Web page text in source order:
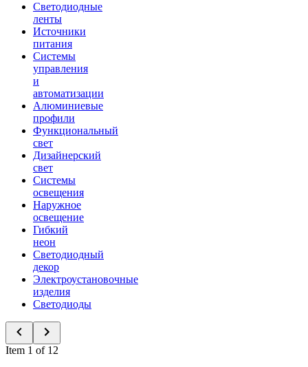
Светодиодные
ленты
Источники
питания
Системы
управления
и
автоматизации
Алюминиевые
профили
Функциональный
свет
Дизайнерский
свет
Системы
освещения
Наружное
освещение
Гибкий
неон
Светодиодный
декор
Электроустановочные
изделия
Светодиоды
Item 1 of 12